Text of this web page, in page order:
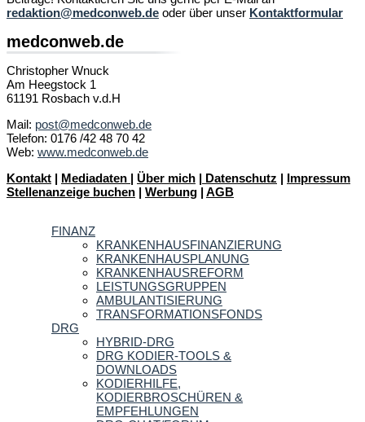
redaktion@medconweb.de oder über unser Kontaktformular
medconweb.de
Christopher Wnuck
Am Heegstock 1
61191 Rosbach v.d.H
Mail: post@medconweb.de
Telefon: 0176 /42 48 70 42
Web: www.medconweb.de
Kontakt | Mediadaten | Über mich | Datenschutz | Impressum
Stellenanzeige buchen | Werbung | AGB
FINANZ
KRANKENHAUSFINANZIERUNG
KRANKENHAUSPLANUNG
KRANKENHAUSREFORM
LEISTUNGSGRUPPEN
AMBULANTISIERUNG
TRANSFORMATIONSFONDS
DRG
HYBRID-DRG
DRG KODIER-TOOLS &
DOWNLOADS
KODIERHILFE,
KODIERBROSCHÜREN &
EMPFEHLUNGEN